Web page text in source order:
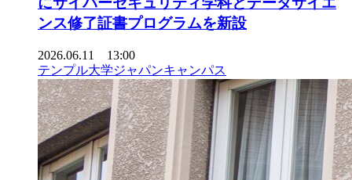
ンス修了証書プログラムを新設
2026.06.11 13:00
テンプル大学ジャパンキャンパス